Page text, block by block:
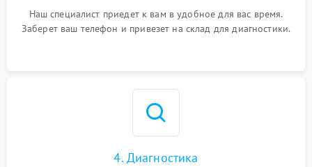
Наш специалист приедет к вам в удобное для вас время.
Заберет ваш телефон и привезет на склад для диагностики.
4. Диагностика